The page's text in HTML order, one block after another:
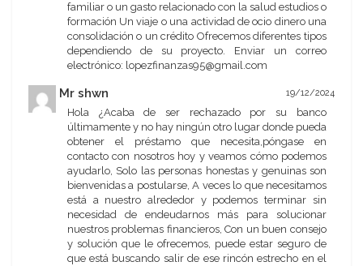
familiar o un gasto relacionado con la salud estudios o
formación Un viaje o una actividad de ocio dinero una
consolidación o un crédito Ofrecemos diferentes tipos
dependiendo de su proyecto. Enviar un correo
electrónico: lopezfinanzas95@gmail.com
Mr shwn 19/12/2024
Hola ¿Acaba de ser rechazado por su banco
últimamente y no hay ningún otro lugar donde pueda
obtener el préstamo que necesita,póngase en
contacto con nosotros hoy y veamos cómo podemos
ayudarlo, Solo las personas honestas y genuinas son
bienvenidas a postularse, A veces lo que necesitamos
está a nuestro alrededor y podemos terminar sin
necesidad de endeudarnos más para solucionar
nuestros problemas financieros, Con un buen consejo
y solución que le ofrecemos, puede estar seguro de
que está buscando salir de ese rincón estrecho en el